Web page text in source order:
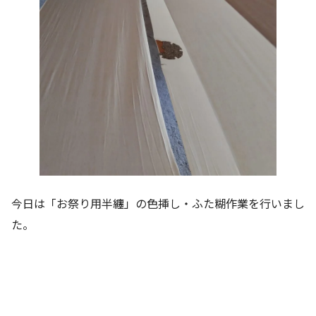
今日は「お祭り用半纏」の色挿し・ふた糊作業を行いまし
た。